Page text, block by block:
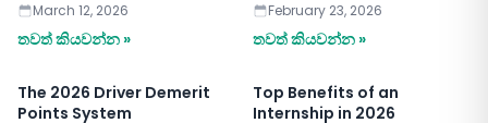
March 12, 2026
තවත් කියවන්න »
February 23, 2026
තවත් කියවන්න »
The 2026 Driver Demerit
Points System
Top Benefits of an
Internship in 2026